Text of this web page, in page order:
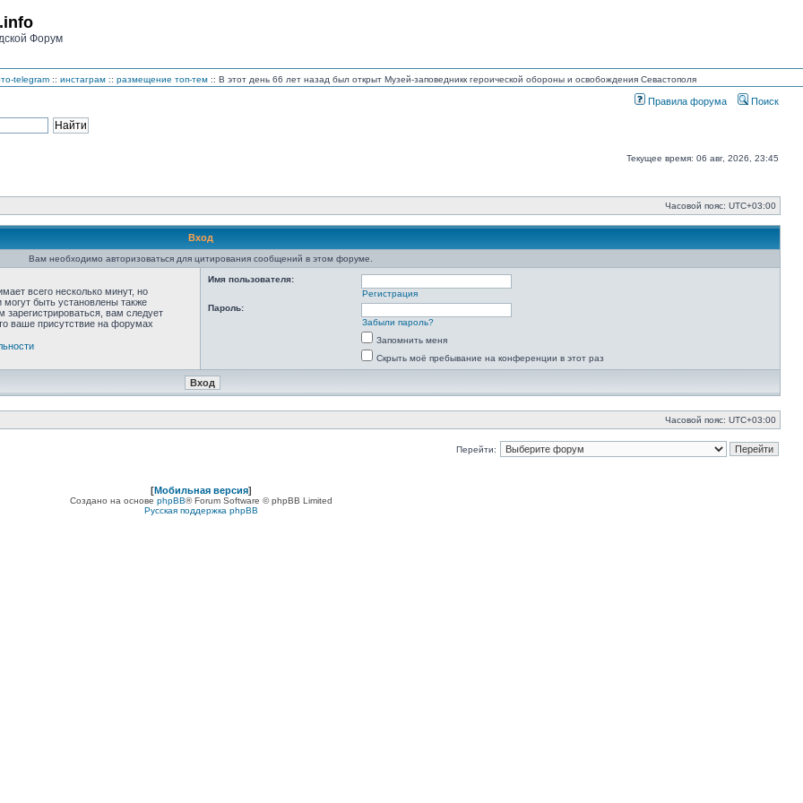
Форум
telegram :: инстаграм :: размещение топ-тем :: В этот день 66 лет назад был открыт Музей-заповедникк героической обороны и освобождения Севастополя
Правила форума Поиск
Текущее время: 06 авг, 2026, 23:45
Часовой пояс: UTC+03:00
Вход
Вам необходимо авторизоваться для цитирования сообщений в этом форуме.
всего несколько минут, но
быть установлены также
зарегистрироваться, вам следует
ваше присутствие на форумах
Имя пользователя:
Регистрация
Пароль:
Забыли пароль?
Запомнить меня
Скрыть моё пребывание на конференции в этот раз
Часовой пояс: UTC+03:00
Перейти:
[Мобильная версия]
Создано на основе phpBB® Forum Software © phpBB Limited
Русская поддержка phpBB